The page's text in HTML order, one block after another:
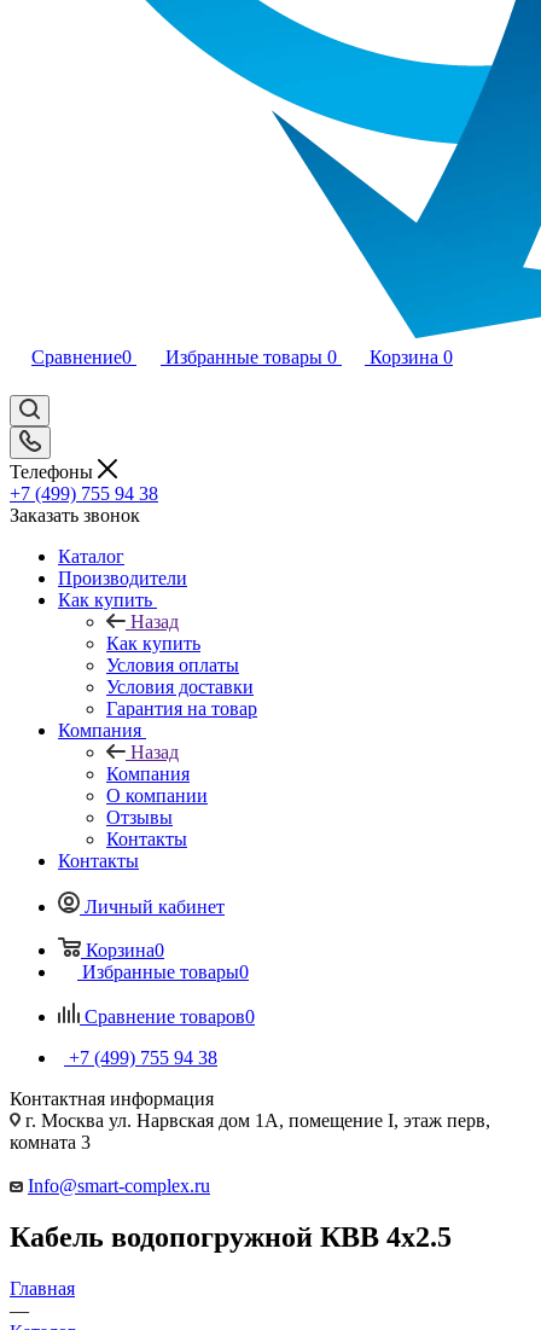
Сравнение0 Избранные товары 0 Корзина 0
Телефоны
+7 (499) 755 94 38
Заказать звонок
Каталог
Производители
Как купить
Назад
Как купить
Условия оплаты
Условия доставки
Гарантия на товар
Компания
Назад
Компания
О компании
Отзывы
Контакты
Контакты
Личный кабинет
Корзина0
Избранные товары0
Сравнение товаров0
+7 (499) 755 94 38
Контактная информация
г. Москва ул. Нарвская дом 1А, помещение I, этаж перв,
комната 3
Info@smart-complex.ru
Кабель водопогружной КВВ 4х2.5
Главная
—